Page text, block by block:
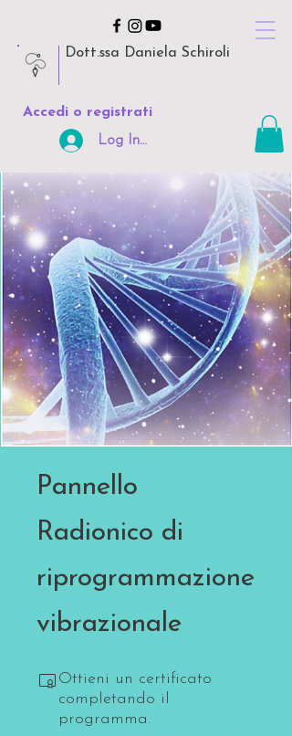
Dott.ssa Daniela Schiroli
Accedi o registrati
Log In Area Riservata
Pannello
Radionico di
riprogrammazione
vibrazionale
Ottieni un certificato
completando il
programma.